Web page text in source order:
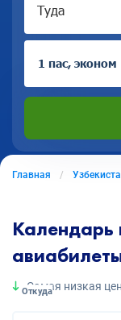
Туда
1 пас, эконом
Главная
Календарь
Самая низкая
Откуда